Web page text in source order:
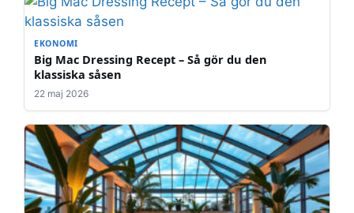
EKONOMI
Big Mac Dressing Recept – Så gör du den
klassiska såsen
22 maj 2026